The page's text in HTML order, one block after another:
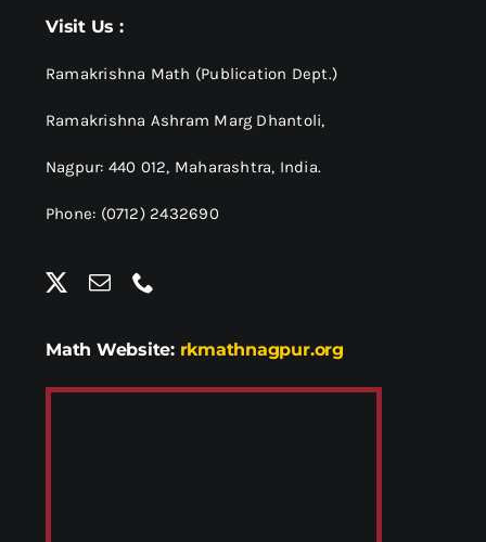
Visit Us :
Ramakrishna Math (Publication Dept.)
Ramakrishna Ashram Marg Dhantoli,
Nagpur: 440 012, Maharashtra, India.
Phone: (0712) 2432690
Math Website: rkmathnagpur.org